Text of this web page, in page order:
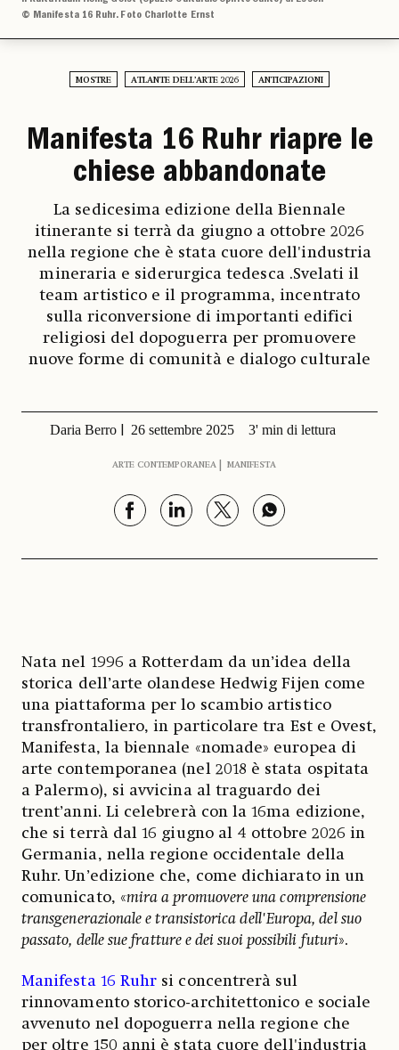
© Manifesta 16 Ruhr. Foto Charlotte Ernst
MOSTRE ATLANTE DELL’ARTE 2026 ANTICIPAZIONI
Manifesta 16 Ruhr riapre le
chiese abbandonate
La sedicesima edizione della Biennale
itinerante si terrà da giugno a ottobre 2026
nella regione che è stata cuore dell'industria
mineraria e siderurgica tedesca .Svelati il
team artistico e il programma, incentrato
sulla riconversione di importanti edifici
religiosi del dopoguerra per promuovere
nuove forme di comunità e dialogo culturale
Daria Berro 26 settembre 2025 3' min di lettura
ARTE CONTEMPORANEA MANIFESTA
Nata nel 1996 a Rotterdam da un’idea della
storica dell’arte olandese Hedwig Fijen come
una piattaforma per lo scambio artistico
transfrontaliero, in particolare tra Est e Ovest,
Manifesta, la biennale «nomade» europea di
arte contemporanea (nel 2018 è stata ospitata
a Palermo), si avvicina al traguardo dei
trent’anni. Li celebrerà con la 16ma edizione,
che si terrà dal 16 giugno al 4 ottobre 2026 in
Germania, nella regione occidentale della
Ruhr. Un’edizione che, come dichiarato in un
comunicato, «mira a promuovere una comprensione
transgenerazionale e transistorica dell'Europa, del suo
passato, delle sue fratture e dei suoi possibili futuri».
Manifesta 16 Ruhr si concentrerà sul
rinnovamento storico-architettonico e sociale
avvenuto nel dopoguerra nella regione che
per oltre 150 anni è stata cuore dell'industria